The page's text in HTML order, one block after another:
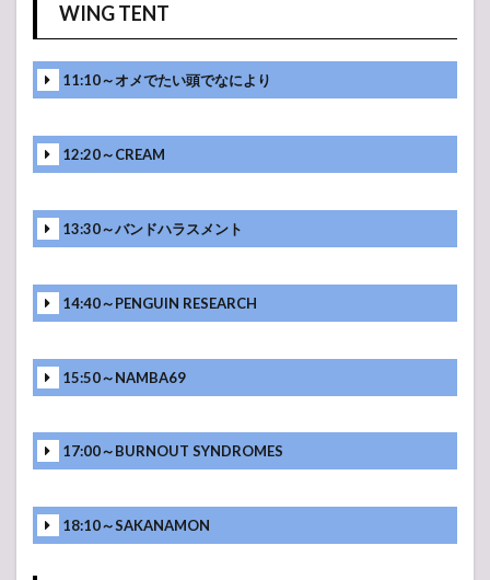
WING TENT
11:10～オメでたい頭でなにより
12:20～CREAM
13:30～バンドハラスメント
14:40～PENGUIN RESEARCH
15:50～NAMBA69
17:00～BURNOUT SYNDROMES
18:10～SAKANAMON